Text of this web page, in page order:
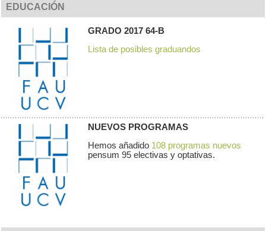
EDUCACIÓN
GRADO 2017 64-B
Lista de posibles graduandos
NUEVOS PROGRAMAS
Hemos añadido 108 programas nuevos
pensum 95 electivas y optativas.